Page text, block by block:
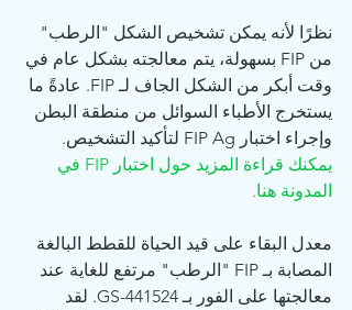
نظرًا لأنه يمكن تشخيص الشكل "الرطب"
من FIP بسهولة، يتم معالجته بشكل عام في
وقت أبكر من الشكل الجاف لـ FIP. عادةً ما
يستخرج الأطباء السوائل من منطقة البطن
وإجراء اختبار FIP Ag لتأكيد التشخيص.
يمكنك قراءة المزيد حول اختبار FIP في
المدونة هنا.
معدل البقاء على قيد الحياة للقطط البالغة
المصابة بـ FIP "الرطب" مرتفع للغاية عند
معالجتها على الفور بـ GS-441524. لقد